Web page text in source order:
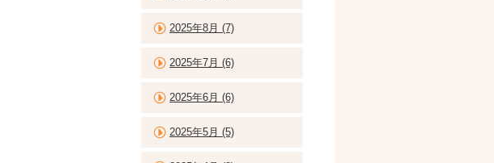
2025年8月 (7)
2025年7月 (6)
2025年6月 (6)
2025年5月 (5)